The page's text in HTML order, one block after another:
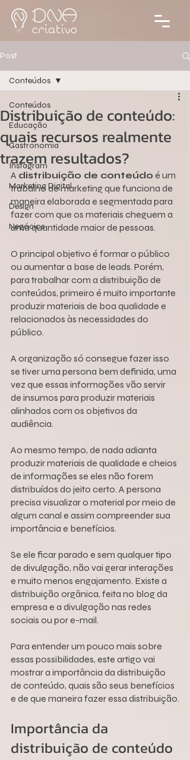
Post
Conteúdos
Educação
Gastronomia
Instagram
Marketing Digital
Design
Negócios
Conteúdos
Distribuição de conteúdo:
quais recursos realmente
trazem resultados?
A distribuição de conteúdo é um
trabalho de marketing que funciona de
maneira elaborada e segmentada para
fazer com que os materiais cheguem a
uma quantidade maior de pessoas.
O principal objetivo é formar o público
ou aumentar a base de leads. Porém,
para trabalhar com a distribuição de
conteúdos, primeiro é muito importante
produzir materiais de boa qualidade e
relacionados às necessidades do
público.
A organização só consegue fazer isso
se tiver uma persona bem definida, uma
vez que essas informações vão servir
de insumos para produzir materiais
alinhados com os objetivos da
audiência.
Ao mesmo tempo, de nada adianta
produzir materiais de qualidade e cheios
de informações se eles não forem
distribuídos do jeito certo. A persona
precisa visualizar o material por meio de
algum canal e assim compreender sua
importância e benefícios.
Se ele ficar parado e sem qualquer tipo
de divulgação, não vai gerar interações
e muito menos engajamento. Existe a
distribuição orgânica, feita no blog da
empresa e a divulgação nas redes
sociais ou por e-mail.
Para entender um pouco mais sobre
essas possibilidades, este artigo vai
mostrar a importância da distribuição
de conteúdo, quais são seus benefícios
e de que maneira fazer essa distribuição.
Importância da
distribuição de conteúdo